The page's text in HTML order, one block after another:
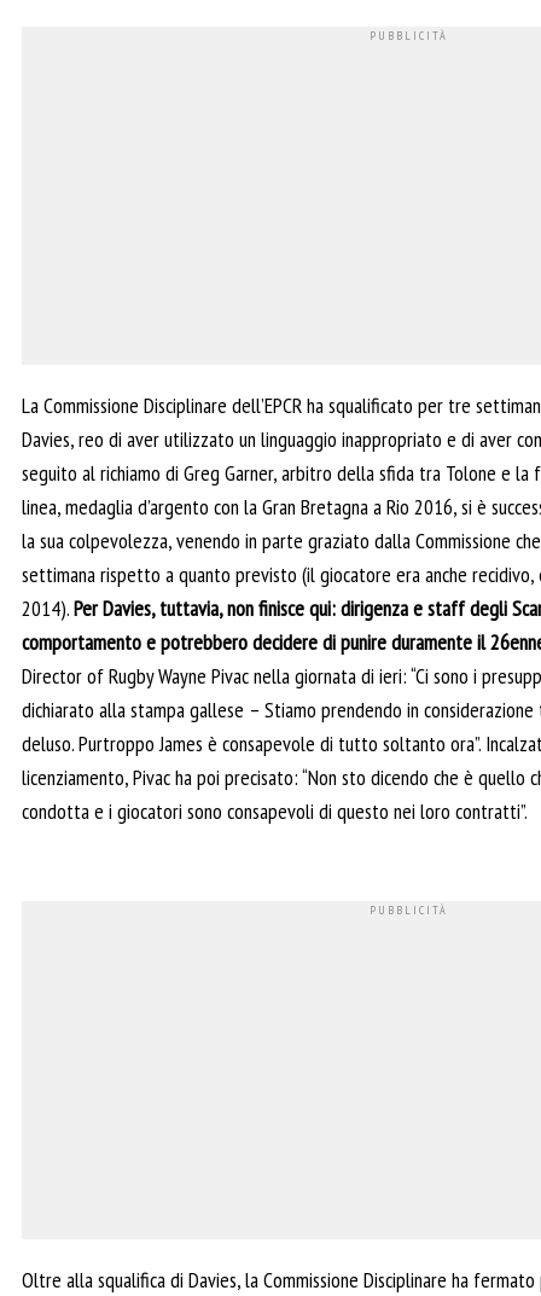
La Commissione Disciplinare dell’EPCR ha squalificato per tre
Davies, reo di aver utilizzato un linguaggio inappropriato e di aver
seguito al richiamo di Greg Garner, arbitro della sfida tra Tolone e la
linea, medaglia d’argento con la Gran Bretagna a Rio 2016, si è
la sua colpevolezza, venendo in parte graziato dalla Commissione
settimana rispetto a quanto previsto (il giocatore era anche
2014).Per Davies, tuttavia, non finisce qui: dirigenza e staff degli
comportamento e potrebbero decidere di punire duramente il
Director of Rugby Wayne Pivac nella giornata di ieri: “Ci sono i
dichiarato alla stampa gallese – Stiamo prendendo in
deluso. Purtroppo James è consapevole di tutto soltanto ora”.
licenziamento, Pivac ha poi precisato: “Non sto dicendo che è quello
condotta e i giocatori sono consapevoli di questo nei loro contratti”.
Oltre alla squalifica di Davies, la Commissione Disciplinare ha